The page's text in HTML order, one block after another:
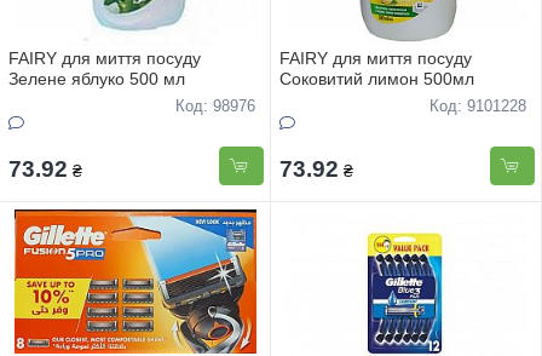
FAIRY для миття посуду
Зелене яблуко 500 мл
Код: 98976
73.92 ₴
FAIRY для миття посуду
Соковитий лимон 500мл
Код: 9101228
73.92 ₴